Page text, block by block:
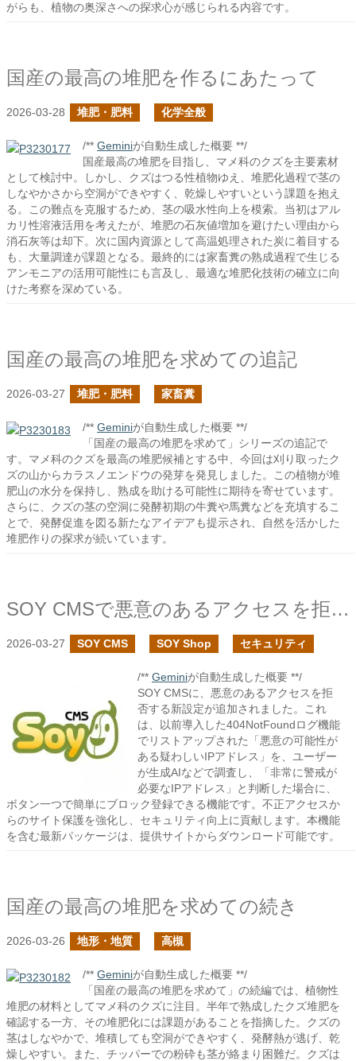
がらも、植物の奥深さへの探求心が感じられる内容です。
国産の最高の堆肥を作るにあたって
2026-03-28 堆肥・肥料 化学全般
/** Geminiが自動生成した概要 **/
国産最高の堆肥を目指し、マメ科のクズを主要素材
として検討中。しかし、クズはつる性植物ゆえ、堆肥化過程で茎の
しなやかさから空洞ができやすく、乾燥しやすいという課題を抱え
る。この難点を克服するため、茎の吸水性向上を模索。当初はアル
カリ性溶液活用を考えたが、堆肥の石灰値増加を避けたい理由から
消石灰等は却下。次に国内資源として高温処理された炭に着目する
も、大量調達が課題となる。最終的には家畜糞の熟成過程で生じる
アンモニアの活用可能性にも言及し、最適な堆肥化技術の確立に向
けた考察を深めている。
国産の最高の堆肥を求めての追記
2026-03-27 堆肥・肥料 家畜糞
/** Geminiが自動生成した概要 **/
「国産の最高の堆肥を求めて」シリーズの追記で
す。マメ科のクズを最高の堆肥候補とする中、今回は刈り取ったク
ズの山からカラスノエンドウの発芽を発見しました。この植物が堆
肥山の水分を保持し、熟成を助ける可能性に期待を寄せています。
さらに、クズの茎の空洞に発酵初期の牛糞や馬糞などを充填するこ
とで、発酵促進を図る新たなアイデアも提示され、自然を活かした
堆肥作りの探求が続いています。
SOY CMSで悪意のあるアクセスを拒否できる設定を追加しました
2026-03-27 SOY CMS SOY Shop セキュリティ
/** Geminiが自動生成した概要 **/
SOY CMSに、悪意のあるアクセスを拒
否する新設定が追加されました。これ
は、以前導入した404NotFoundログ機能
でリストアップされた「悪意の可能性が
ある疑わしいIPアドレス」を、ユーザー
が生成AIなどで調査し、「非常に警戒が
必要なIPアドレス」と判断した場合に、
ボタン一つで簡単にブロック登録できる機能です。不正アクセスか
らのサイト保護を強化し、セキュリティ向上に貢献します。本機能
を含む最新パッケージは、提供サイトからダウンロード可能です。
国産の最高の堆肥を求めての続き
2026-03-26 地形・地質 高槻
/** Geminiが自動生成した概要 **/
「国産の最高の堆肥を求めて」の続編では、植物性
堆肥の材料としてマメ科のクズに注目。半年で熟成したクズ堆肥を
確認する一方、その堆肥化には課題があることを指摘した。クズの
茎はしなやかで、堆積しても空洞ができやすく、発酵熱が逃げ、乾
燥しやすい。また、チッパーでの粉砕も茎が絡まり困難だ。クズは